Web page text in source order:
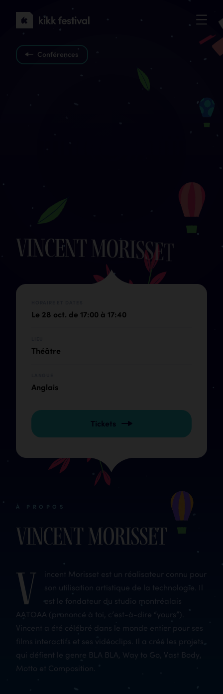
KIKK
Festival
2022
Conférences
VincentMorisset
Le 28 oct. de 17:00 à 17:40
Théâtre
Anglais
Tickets
À PROPOS
Vincent Morisset
V
incent Morisset est un réalisateur connu pour
son utilisation artistique de la technologie. Il
est le fondateur du studio montréalais
AATOAA (prononcé à toi, c’est-à-dire “yours”).
Vincent a été célébré dans le monde entier pour ses
films interactifs et ses vidéoclips. Il a créé les projets
qui défient le genre BLA BLA, Way to Go, Vast Body,
Motto et Composition.